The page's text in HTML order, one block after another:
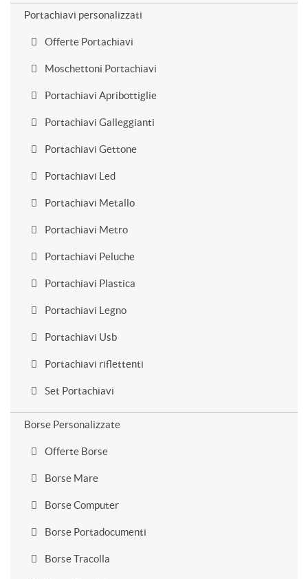
Portachiavi personalizzati
Offerte Portachiavi
Moschettoni Portachiavi
Portachiavi Apribottiglie
Portachiavi Galleggianti
Portachiavi Gettone
Portachiavi Led
Portachiavi Metallo
Portachiavi Metro
Portachiavi Peluche
Portachiavi Plastica
Portachiavi Legno
Portachiavi Usb
Portachiavi riflettenti
Set Portachiavi
Borse Personalizzate
Offerte Borse
Borse Mare
Borse Computer
Borse Portadocumenti
Borse Tracolla